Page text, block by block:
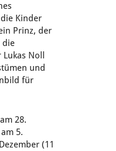
Kinder
Prinz, der
die
Noll
und
für
28.
5.
(11